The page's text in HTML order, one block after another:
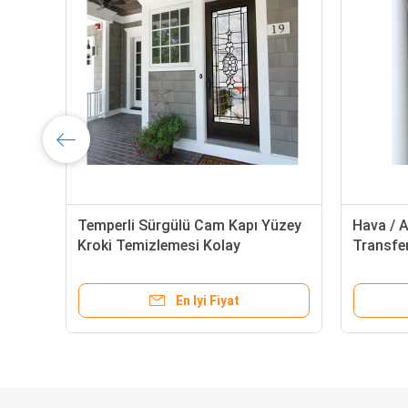
Temperli Sürgülü Cam Kapı Yüzey
Kroki Temizlemesi Kolay
En Iyi Fiyat
Hava /